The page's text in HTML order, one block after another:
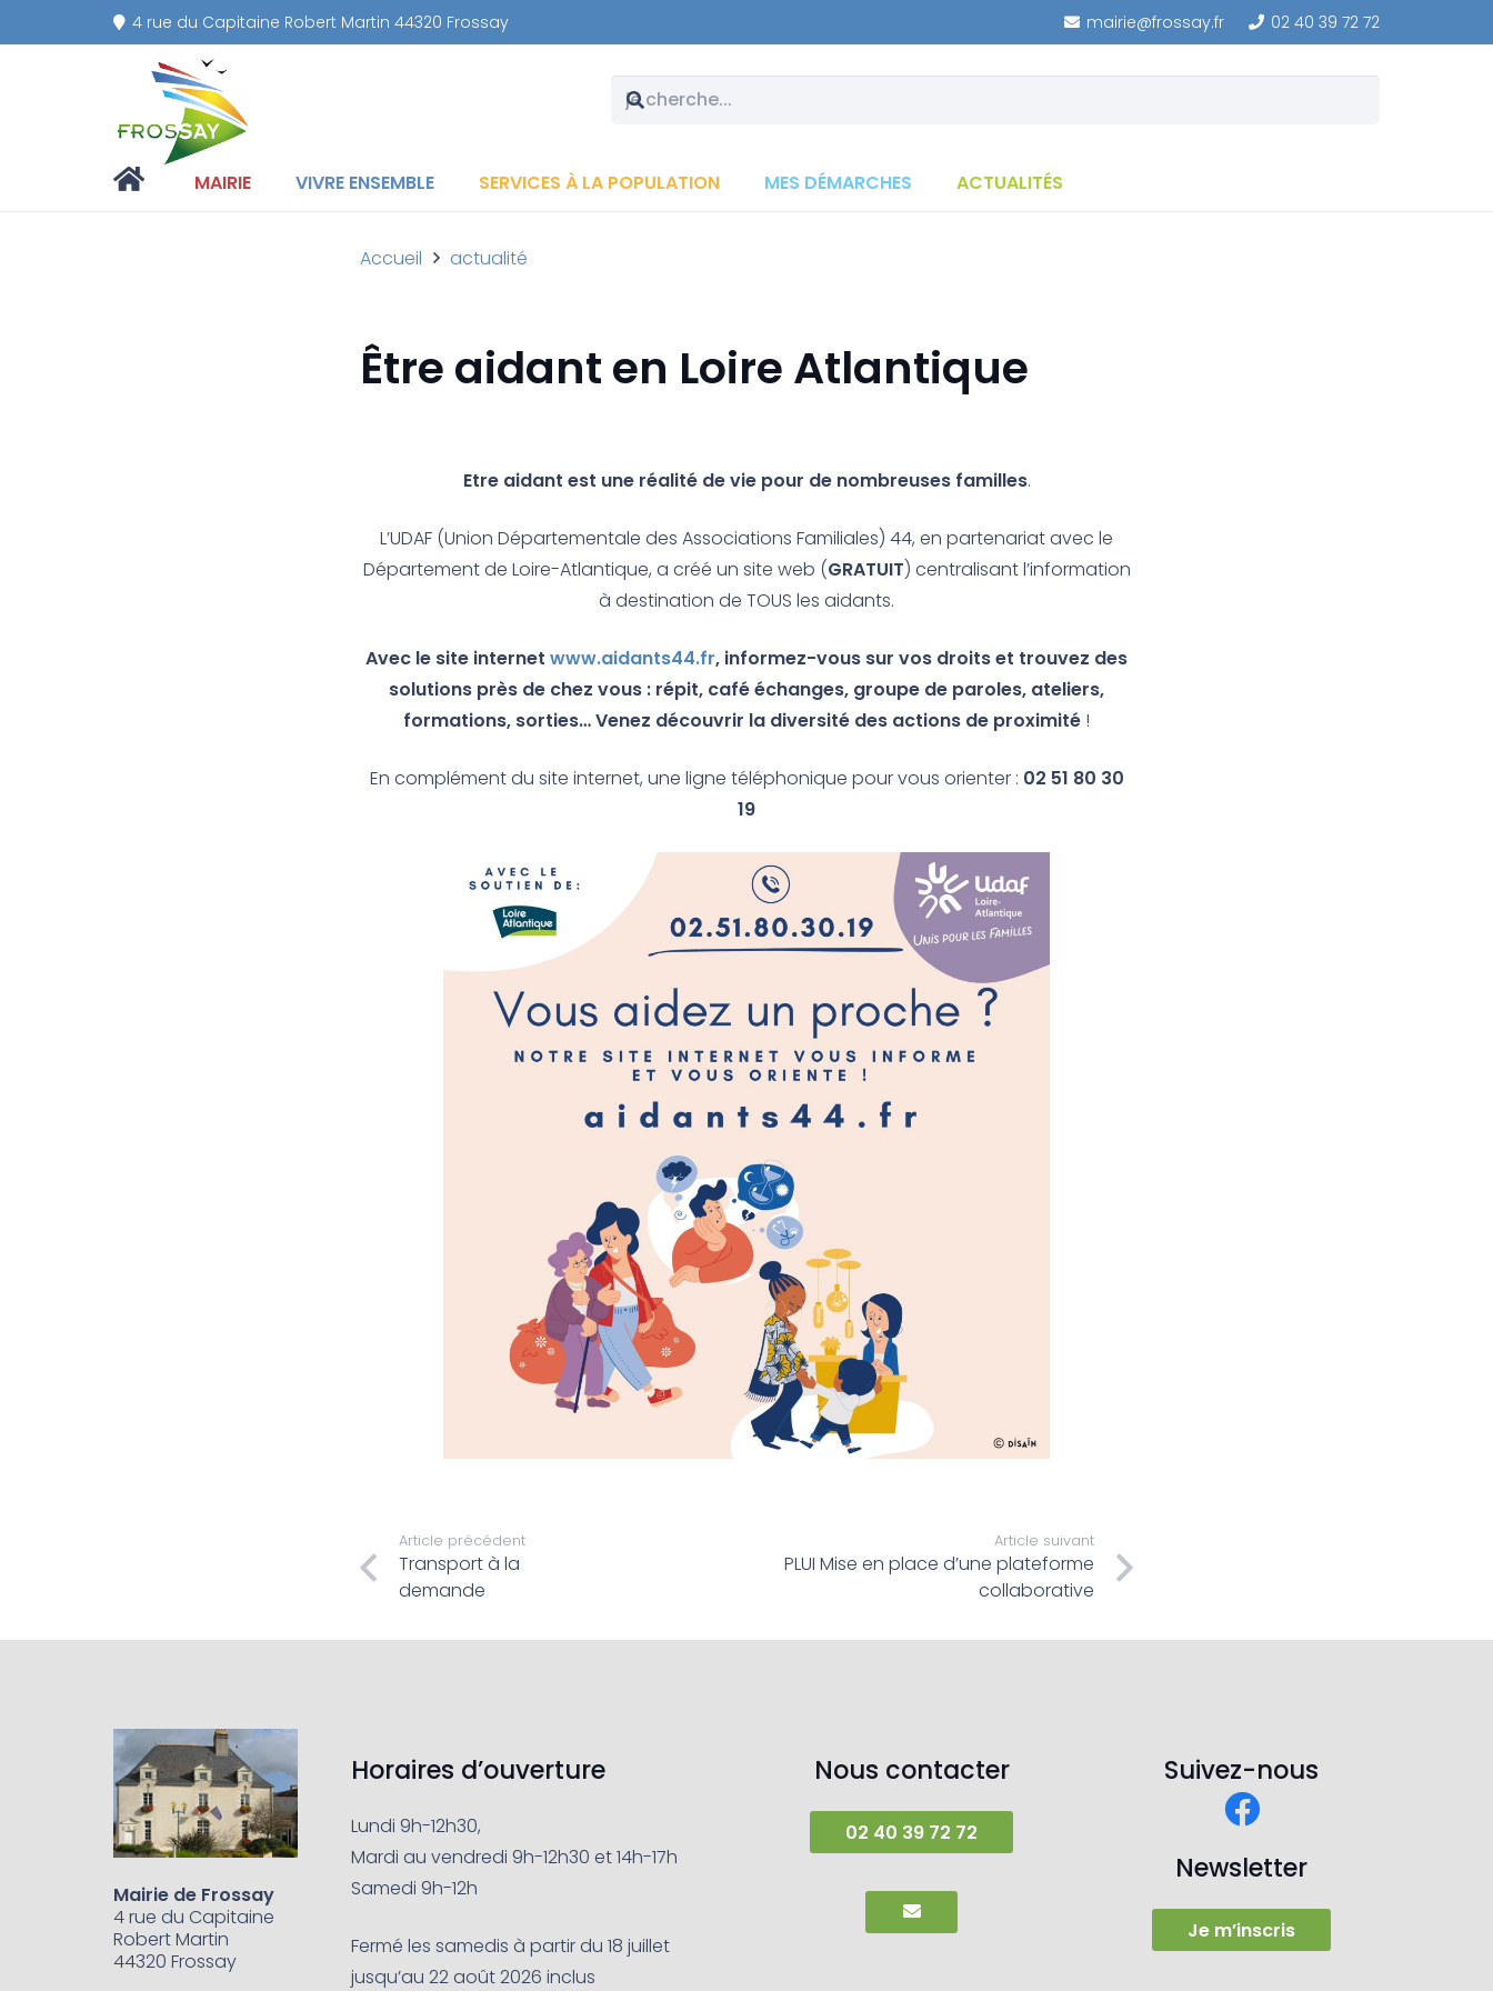
4 rue du Capitaine Robert Martin 44320 Frossay mairie@frossay.fr 02 40 39 72 72
MAIRIE VIVRE ENSEMBLE SERVICES À LA POPULATION MES DÉMARCHES ACTUALITÉS
Accueil actualité
Être aidant en Loire Atlantique
Etre aidant est une réalité de vie pour de nombreuses familles.
L’UDAF (Union Départementale des Associations Familiales) 44, en partenariat avec le
Département de Loire-Atlantique, a créé un site web (GRATUIT) centralisant l’information
à destination de TOUS les aidants.
Avec le site internet www.aidants44.fr, informez-vous sur vos droits et trouvez des
solutions près de chez vous : répit, café échanges, groupe de paroles, ateliers,
formations, sorties… Venez découvrir la diversité des actions de proximité !
En complément du site internet, une ligne téléphonique pour vous orienter : 02 51 80 30
19
Article précédent
Transport à la
demande
Article suivant
PLUI Mise en place d’une plateforme
collaborative
Mairie de Frossay
4 rue du Capitaine
Robert Martin
44320 Frossay
Horaires d’ouverture
Lundi 9h-12h30,
Mardi au vendredi 9h-12h30 et 14h-17h
Samedi 9h-12h
Fermé les samedis à partir du 18 juillet
jusqu’au 22 août 2026 inclus
Nous contacter
02 40 39 72 72
Suivez-nous
Newsletter
Je m’inscris